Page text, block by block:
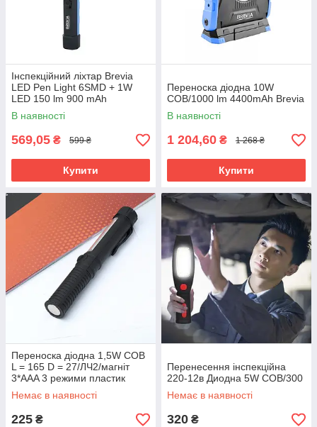
Інспекційний ліхтар Brevia
LED Pen Light 6SMD + 1W
LED 150 lm 900 mAh
(11210BR)
В наявності
569,05 ₴ 599 ₴
Купити
Переноска діодна 10W
COB/1000 lm 4400mAh Brevia
В наявності
1 204,60 ₴ 1 268 ₴
Купити
Переноска діодна 1,5W COB
L = 165 D = 27/ЛЧ2/магніт
3*AAA 3 режими пластик
Немає в наявності
225 ₴
Перенесення інспекційна
220-12в Диодна 5W COB/300
Немає в наявності
320 ₴